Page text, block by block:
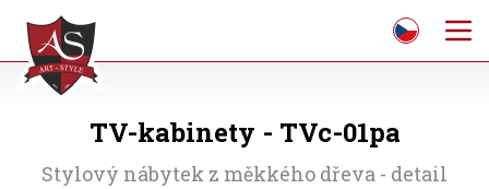
TV-kabinety - TVc-01pa
Stylový nábytek z měkkého dřeva - detail